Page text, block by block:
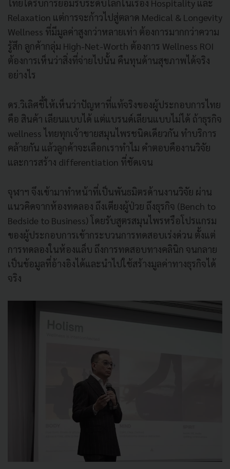
ไทยได้รับการยอมรับระดับโลกในเรื่อง Hospitality และ
Relaxation แต่การจะก้าวไปสู่ตลาด Medical & Longevity
Wellness ที่มีมูลค่าสูงกว่าหลายเท่า ต้องการมากกว่าความ
รู้สึก ลูกค้ากลุ่ม High-Net-Worth ต้องการ Wellness ROI
ต้องการเห็นว่าสิ่งที่จ่ายไปนั้น คืนทุนด้านสุขภาพได้จริง
อย่างไร
ดร.วิเลิศชี้ให้เห็นว่าปัญหาที่แท้จริงของผู้ประกอบการไทย
คือ สินค้า เลียนแบบได้ แต่แบรนด์เลียนแบบไม่ได้ ถ้าธุรกิจ
wellness ไทยทุกเจ้าขายสมุนไพรชนิดเดียวกัน ทำบริการ
คล้ายกัน แล้วลูกค้าจะเลือกเราทำไม คำตอบคืองานวิจัย
และการสร้าง differentiation ที่ชัดเจน
จุฬาฯ จึงเข้ามาทำหน้าที่เป็นพันธมิตรด้านงานวิจัย ผ่าน
แนวคิดจากห้องทดลอง ถึงเตียงผู้ป่วย ถึงธุรกิจ (Bench to
Bedside to Business) โดยรับสูตรสมุนไพรหรือโปรแกรม
ของผู้ประกอบการเข้ากระบวนการทดสอบเร่งด่วน ตั้งแต่
การทดลองในห้องแล็บ ถึงการทดสอบทางคลินิก จนกลาย
เป็นข้อมูลที่อ้างอิงได้และนำไปใช้สร้างมูลค่าทางธุรกิจได้
จริง